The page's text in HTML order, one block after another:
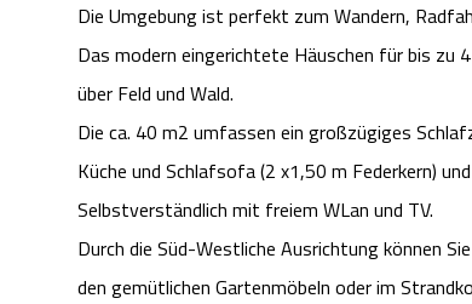
Die Umgebung ist perfekt zum Wandern,
Das modern eingerichtete Häuschen für bis zu
über Feld und Wald.
Die ca. 40 m2 umfassen ein großzügiges
Küche und Schlafsofa (2 x1,50 m Federkern)
Selbstverständlich mit freiem WLan und TV.
Durch die Süd-Westliche Ausrichtung können
den gemütlichen Gartenmöbeln oder im